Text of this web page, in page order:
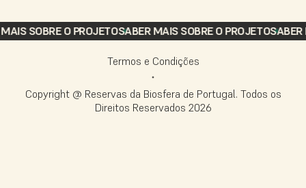
O PROJETOSABER MAIS SOBRE O PROJETOSABER MAIS
Copyright @ Reservas da Biosfera de Portugal. Todos os
Direitos Reservados 2026
Termos e Condições